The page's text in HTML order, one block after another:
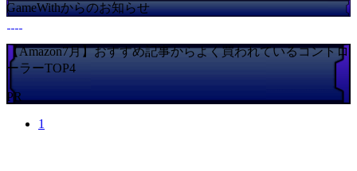
GameWithからのお知らせ
【Amazon7月】おすすめ記事からよく買われているコントロ
ーラーTOP4
PR
1